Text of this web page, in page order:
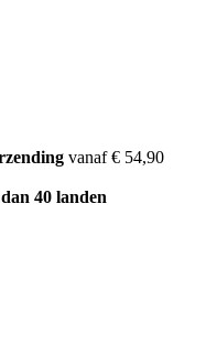
vanaf € 54,90
40 landen